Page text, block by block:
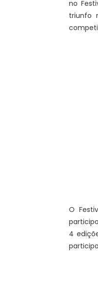
no
triunfo
O
4